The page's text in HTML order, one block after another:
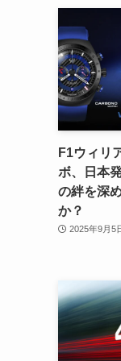
F1ウィリ
ボ、日本
の絆を深
か？
2025年9月5